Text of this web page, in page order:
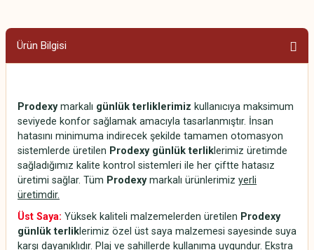
Ürün Bilgisi
Prodexymarkalı günlük terliklerimiz kullanıcıya maksimum
seviyede konfor sağlamak amacıyla tasarlanmıştır. İnsan
hatasını minimuma indirecek şekilde tamamen otomasyon
sistemlerde üretilen Prodexy günlük terliklerimiz üretimde
sağladığımız kalite kontrol sistemleri ile her çiftte hatasız
üretimi sağlar. Tüm Prodexymarkalı ürünlerimiz yerli
üretimdir.
Üst Saya: Yüksek kaliteli malzemelerden üretilen Prodexy
günlük terliklerimiz özel üst saya malzemesi sayesinde suya
karşı dayanıklıdır. Plaj ve sahillerde kullanıma uygundur. Ekstra